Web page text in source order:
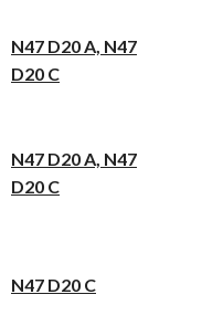
N47 D20 A, N47
D20 C
N47 D20 A, N47
D20 C
N47 D20 C